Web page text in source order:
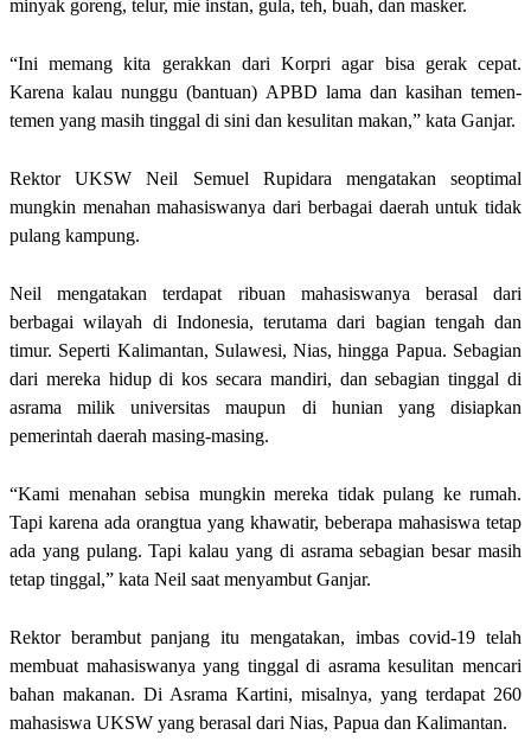
minyak goreng, telur, mie instan, gula, teh, buah, dan masker.
“Ini memang kita gerakkan dari Korpri agar bisa gerak cepat.
Karena kalau nunggu (bantuan) APBD lama dan kasihan temen-
temen yang masih tinggal di sini dan kesulitan makan,” kata Ganjar.
Rektor UKSW Neil Semuel Rupidara mengatakan seoptimal
mungkin menahan mahasiswanya dari berbagai daerah untuk tidak
pulang kampung.
Neil mengatakan terdapat ribuan mahasiswanya berasal dari
berbagai wilayah di Indonesia, terutama dari bagian tengah dan
timur. Seperti Kalimantan, Sulawesi, Nias, hingga Papua. Sebagian
dari mereka hidup di kos secara mandiri, dan sebagian tinggal di
asrama milik universitas maupun di hunian yang disiapkan
pemerintah daerah masing-masing.
“Kami menahan sebisa mungkin mereka tidak pulang ke rumah.
Tapi karena ada orangtua yang khawatir, beberapa mahasiswa tetap
ada yang pulang. Tapi kalau yang di asrama sebagian besar masih
tetap tinggal,” kata Neil saat menyambut Ganjar.
Rektor berambut panjang itu mengatakan, imbas covid-19 telah
membuat mahasiswanya yang tinggal di asrama kesulitan mencari
bahan makanan. Di Asrama Kartini, misalnya, yang terdapat 260
mahasiswa UKSW yang berasal dari Nias, Papua dan Kalimantan.